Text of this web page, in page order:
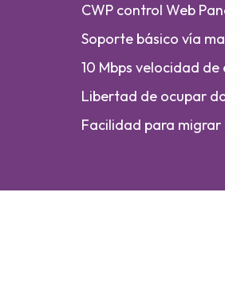
CWP control Web
Soporte básico vía
10 Mbps velocidad de
Libertad de ocupar
Facilidad para migrar